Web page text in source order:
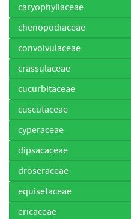
caryophyllaceae
chenopodiaceae
convolvulaceae
crassulaceae
cucurbitaceae
cuscutaceae
cyperaceae
dipsacaceae
droseraceae
equisetaceae
ericaceae